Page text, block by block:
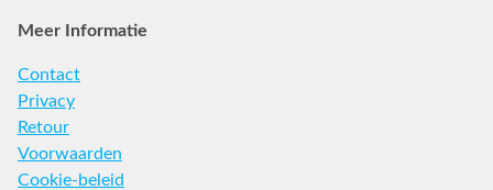
Meer Informatie
Contact
Privacy
Retour
Voorwaarden
Cookie-beleid